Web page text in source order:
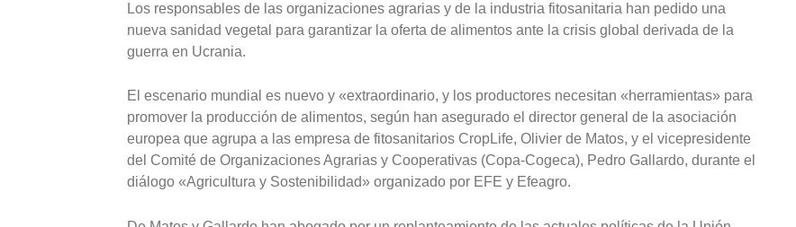
Los responsables de las organizaciones agrarias y de la industria fitosanitaria han pedido una
nueva sanidad vegetal para garantizar la oferta de alimentos ante la crisis global derivada de la
guerra en Ucrania.
El escenario mundial es nuevo y «extraordinario, y los productores necesitan «herramientas» para
promover la producción de alimentos, según han asegurado el director general de la asociación
europea que agrupa a las empresa de fitosanitarios CropLife, Olivier de Matos, y el vicepresidente
del Comité de Organizaciones Agrarias y Cooperativas (Copa-Cogeca), Pedro Gallardo, durante el
diálogo «Agricultura y Sostenibilidad» organizado por EFE y Efeagro.